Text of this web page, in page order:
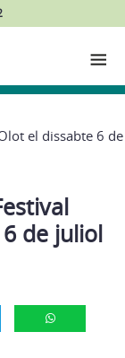
el dissabte 6 de
de juliol